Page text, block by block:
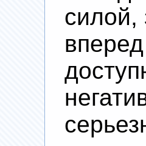
силой,